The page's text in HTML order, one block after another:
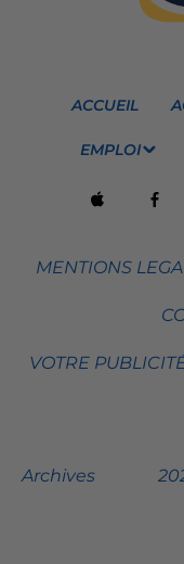
ACCUEIL
EMPLOI
MENTIONS
VOTRE
Archives